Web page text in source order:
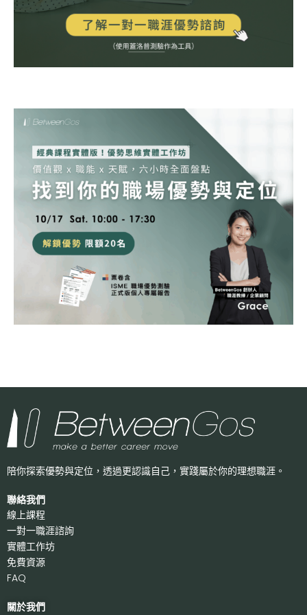
陪你探索優勢與定位，透過更認識自己， 實踐屬於你的理想職涯。
聯絡我們
線上課程
一對一職涯諮詢
實體工作坊
免費資源
FAQ
關於我們